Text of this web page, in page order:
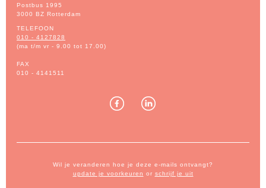
Postbus 1995
3000 BZ Rotterdam
TELEFOON
010 - 4127828
(ma t/m vr - 9.00 tot 17.00)
FAX
010 - 4141511
Wil je veranderen hoe je deze e-mails ontvangt?
update je voorkeuren or schrijf je uit